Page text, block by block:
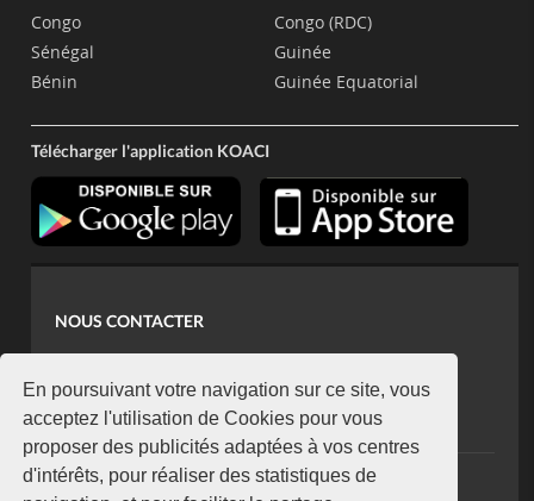
En poursuivant votre navigation sur ce site, vous
acceptez l'utilisation de Cookies pour vous
proposer des publicités adaptées à vos centres
d'intérêts, pour réaliser des statistiques de
Congo
Sénégal
Bénin
Congo (RDC)
Guinée
Guinée Equatorial
Télécharger l'application KOACI
NOUS CONTACTER
koaci@yahoo.fr
+225 07 08 85 52 93
NEWSLETTER